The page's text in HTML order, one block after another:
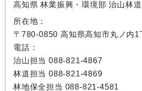
高知県 林業振興・環境部 治山林
所在地：
〒780-0850 高知県高知市丸ノ内1
電話：
治山担当 088-821-4867
林道担当 088-821-4869
林地保全担当 088-821-4581